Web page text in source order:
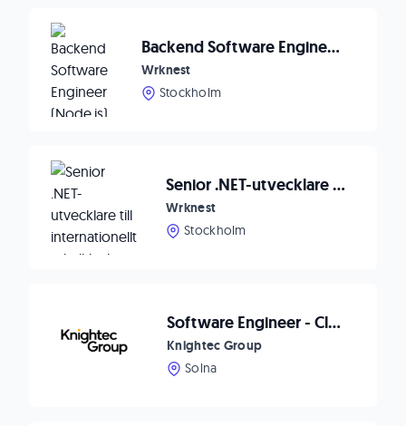
Backend Software Engineer (Node.js) 💻
Wrknest
Stockholm
Senior .NET-utvecklare till internationellt teknikbolag 🚀
Wrknest
Stockholm
Software Engineer - Cloud Solutions
Knightec Group
Solna